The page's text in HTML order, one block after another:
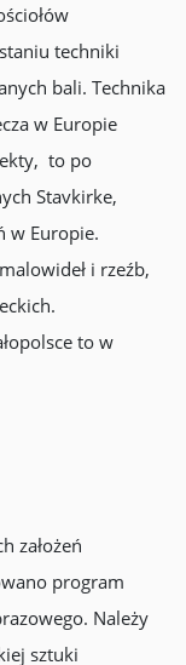
techniki
bali. Technika
w Europie
to po
Stavkirke,
w Europie.
i rzeźb,
to w
założeń
program
Należy
sztuki